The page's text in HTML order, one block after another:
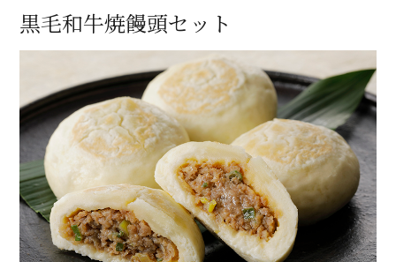
黒毛和牛焼饅頭セット